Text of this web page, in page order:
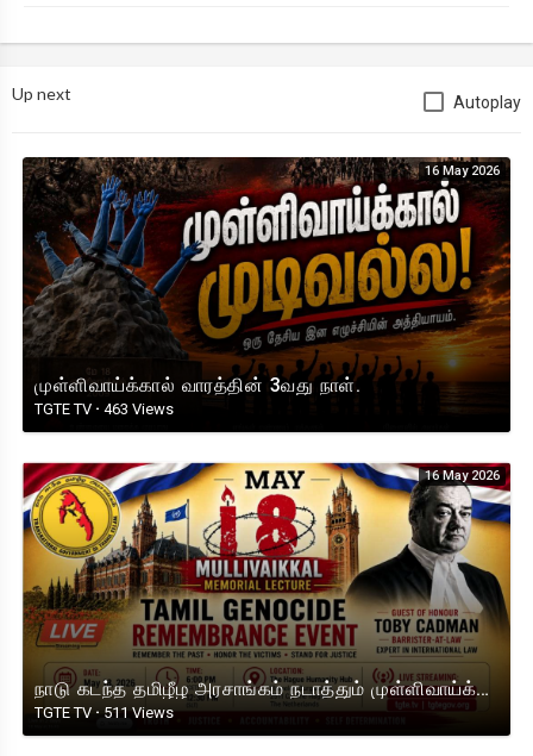
Up next Autoplay
16 May 2026
முள்ளிவாய்க்கால் வாரத்தின் 3வது நாள்.
TGTE TV · 463 Views
16 May 2026
நாடு கடந்த தமிழீழ அரசாங்கம் நடாத்தும் முள்ளிவாய்க்கால் நினைவுப் பேருரை 2026 (Netherlands) நேரலை.
TGTE TV·511 Views